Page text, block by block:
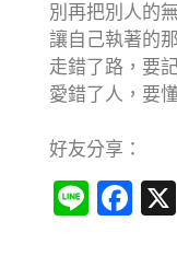
別再把別人的
讓自己執著的
走錯了路，要
愛錯了人，要
好友分享：
Line